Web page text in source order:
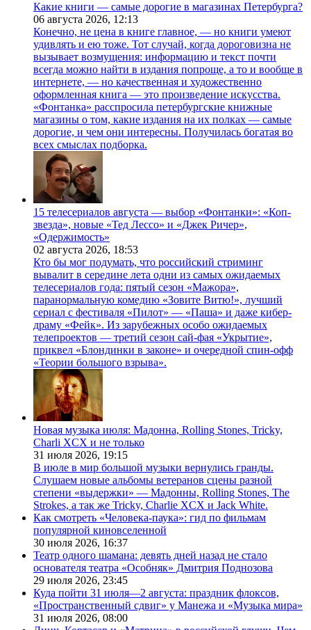
Какие книги — самые дорогие в магазинах Петербурга?
06 августа 2026, 12:13
Конечно, не цена в книге главное, — но книги умеют
удивлять и ею тоже. Тот случай, когда дороговизна не
вызывает возмущения: информацию и текст почти
всегда можно найти в издания попроще, а то и вообще в
интернете, — но качественная и художественно
оформленная книга — это произведение искусства.
«Фонтанка» расспросила петербургские книжные
магазины о том, какие издания на их полках — самые
дорогие, и чем они интересны. Получилась богатая во
всех смыслах подборка.
15 телесериалов августа — выбор «Фонтанки»: «Коп-
звезда», новые «Тед Лессо» и «Джек Ричер»,
«Одержимость»
02 августа 2026, 18:53
Кто бы мог подумать, что российский стриминг
вывалит в середине лета одни из самых ожидаемых
телесериалов года: пятый сезон «Мажора»,
паранормальную комедию «Зовите Витю!», лучший
сериал с фестиваля «Пилот» — «Паша» и даже кибер-
драму «Фейк». Из зарубежных особо ожидаемых
телепроектов — третий сезон сай-фая «Укрытие»,
приквел «Блондинки в законе» и очередной спин-офф
«Теории большого взрыва».
Новая музыка июля: Мадонна, Rolling Stones, Tricky,
Charli XCX и не только
31 июля 2026, 19:15
В июле в мир большой музыки вернулись гранды.
Слушаем новые альбомы ветеранов сцены разной
степени «выдержки» — Мадонны, Rolling Stones, The
Strokes, а так же Tricky, Charlie XCX и Jack White.
Как смотреть «Человека-паука»: гид по фильмам
популярной киновселенной
30 июля 2026, 16:37
Театр одного шамана: девять дней назад не стало
основателя театра «Особняк» Дмитрия Поднозова
29 июля 2026, 23:45
Куда пойти 31 июля—2 августа: праздник флоксов,
«Пространственный сдвиг» у Манежа и «Музыка мира»
31 июля 2026, 08:00